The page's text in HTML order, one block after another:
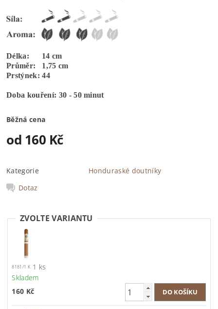
Délka: 14 cm
Průměr: 1,75 cm
Prstýnek: 44
Doba kouření: 30 - 50 minut
Běžná cena
od 160 Kč
Kategorie
Honduraské doutníky
Dotaz
ZVOLTE VARIANTU
8181/1 K 1 ks
Skladem
160 Kč